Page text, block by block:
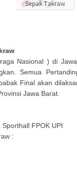
Nasional ) di
Semua
Final akan
Jawa Barat.
Sporthall FPOK UPI
: